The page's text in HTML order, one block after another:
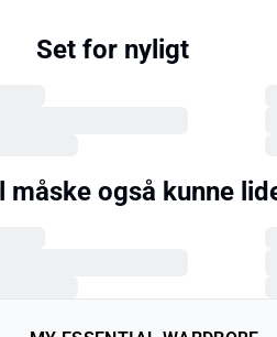
Set for nyligt
måske også kunne